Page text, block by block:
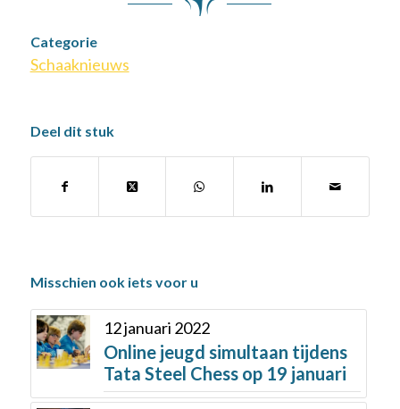
Categorie
Schaaknieuws
Deel dit stuk
Misschien ook iets voor u
12 januari 2022
Online jeugd simultaan tijdens
Tata Steel Chess op 19 januari